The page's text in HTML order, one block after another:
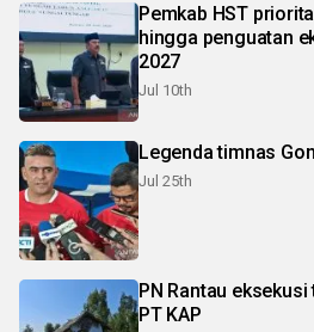
Pemkab HST
hingga penguatan
2027
Jul 10th
Legenda timnas
Jul 25th
PN Rantau
PT KAP